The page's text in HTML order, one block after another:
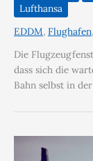
Lufthansa
EDDM, Flughafen,
Die
dass sich die
Bahn selbst in